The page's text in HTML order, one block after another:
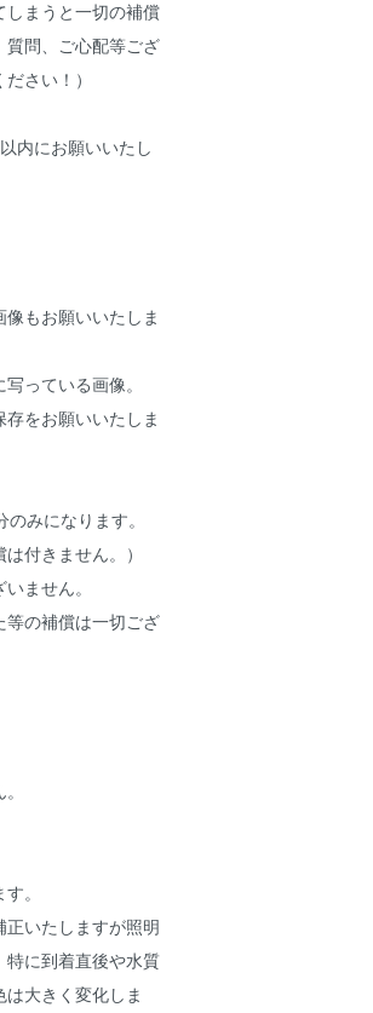
しまうと一切の補償
問、ご心配等ござ
さい！）
内にお願いいたし
像もお願いいたしま
っている画像。
をお願いいたしま
みになります。
付きません。）
ません。
等の補償は一切ござ
。
正いたしますが照明
に到着直後や水質
大きく変化しま